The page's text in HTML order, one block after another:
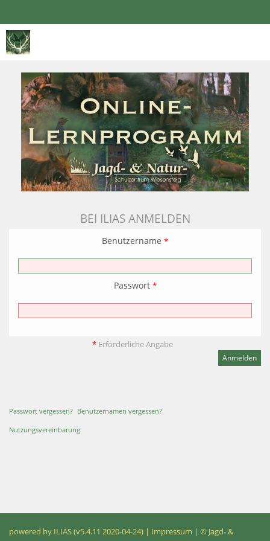
BEI ILIAS ANMELDEN
Benutzername *
Passwort *
* Erforderliche Angabe
Passwort vergessen? Benutzernamen vergessen?
Nutzungsvereinbarung
powered by ILIAS (v5.4.11 2020-04-24) | Impressum | © Jagd- &